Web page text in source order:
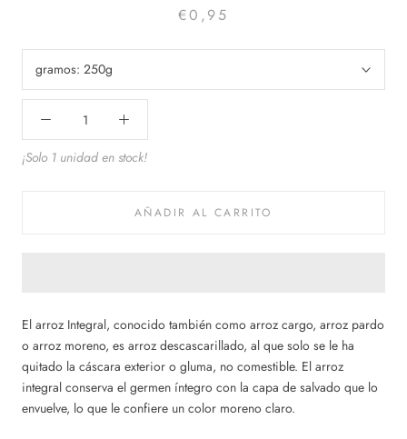
€0,95
gramos: 250g
¡Solo 1 unidad en stock!
AÑADIR AL CARRITO
El arroz Integral, conocido también como arroz cargo, arroz pardo
o arroz moreno, es arroz descascarillado, al que solo se le ha
quitado la cáscara exterior o gluma, no comestible. El arroz
integral conserva el germen íntegro con la capa de salvado que lo
envuelve, lo que le confiere un color moreno claro.